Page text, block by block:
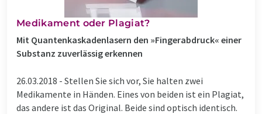
Medikament oder Plagiat?
Mit Quantenkaskadenlasern den »Fingerabdruck« einer
Substanz zuverlässig erkennen
26.03.2018 - Stellen Sie sich vor, Sie halten zwei
Medikamente in Händen. Eines von beiden ist ein Plagiat,
das andere ist das Original. Beide sind optisch identisch.